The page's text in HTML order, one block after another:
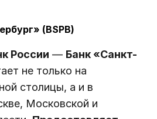
(BSPB)
России — Банк «Санкт-
не только на
столицы, а и в
Московской и